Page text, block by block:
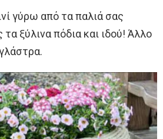
γύρω από τα παλιά σας
ξύλινα πόδια και ιδού! Άλλο